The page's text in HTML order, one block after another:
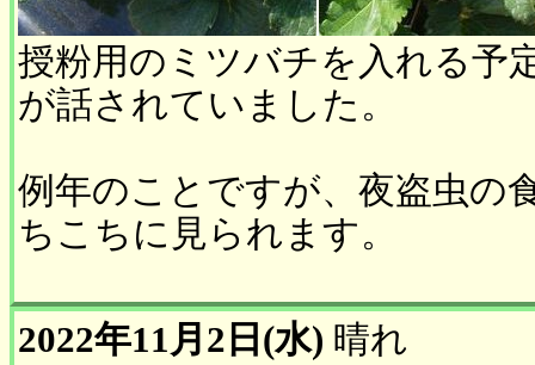
授粉用のミツバチを入れる予
が話されていました。
例年のことですが、夜盗虫の
ちこちに見られます。
2022年11月2日(水) 晴れ